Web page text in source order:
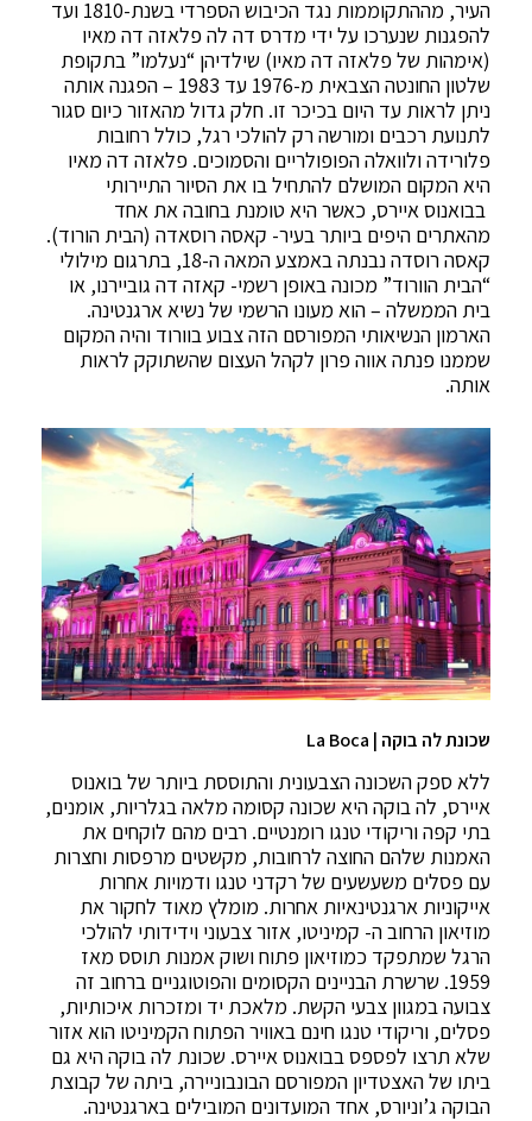
העיר, מההתקוממות נגד הכיבוש הספרדי בשנת-1810 ועד
להפגנות שנערכו על ידי מדרס דה לה פלאזה דה מאיו
(אימהות של פלאזה דה מאיו) שילדיהן “נעלמו” בתקופת
שלטון החונטה הצבאית מ-1976 עד 1983 – הפגנה אותה
ניתן לראות עד היום בכיכר זו. חלק גדול מהאזור כיום סגור
לתנועת רכבים ומורשה רק להולכי רגל, כולל רחובות
פלורידה ולוואלה הפופולריים והסמוכים. פלאזה דה מאיו
היא המקום המושלם להתחיל בו את הסיור התיירותי
בבואנוס איירס, כאשר היא טומנת בחובה את אחד
מהאתרים היפים ביותר בעיר- קאסה רוסאדה (הבית הורוד).
קאסה רוסדה נבנתה באמצע המאה ה-18, בתרגום מילולי
“הבית הוורוד” מכונה באופן רשמי- קאזה דה גוביירנו, או
בית הממשלה – הוא מעונו הרשמי של נשיא ארגנטינה.
הארמון הנשיאותי המפורסם הזה צבוע בוורוד והיה המקום
שממנו פנתה אווה פרון לקהל העצום שהשתוקק לראות
אותה.
שכונת לה בוקה | La Boca
ללא ספק השכונה הצבעונית והתוססת ביותר של בואנוס
איירס, לה בוקה היא שכונה קסומה מלאה בגלריות, אומנים,
בתי קפה וריקודי טנגו רומנטיים. רבים מהם לוקחים את
האמנות שלהם החוצה לרחובות, מקשטים מרפסות וחצרות
עם פסלים משעשעים של רקדני טנגו ודמויות אחרות
אייקוניות ארגנטינאיות אחרות. מומלץ מאוד לחקור את
מוזיאון הרחוב ה- קמיניטו, אזור צבעוני וידידותי להולכי
הרגל שמתפקד כמוזיאון פתוח ושוק אמנות תוסס מאז
1959. שרשרת הבניינים הקסומים והפוטוגניים ברחוב זה
צבועה במגוון צבעי הקשת. מלאכת יד ומזכרות איכותיות,
פסלים, וריקודי טנגו חינם באוויר הפתוח הקמיניטו הוא אזור
שלא תרצו לפספס בבואנוס איירס. שכונת לה בוקה היא גם
ביתו של האצטדיון המפורסם הבונבוניירה, ביתה של קבוצת
הבוקה ג’וניורס, אחד המועדונים המובילים בארגנטינה.